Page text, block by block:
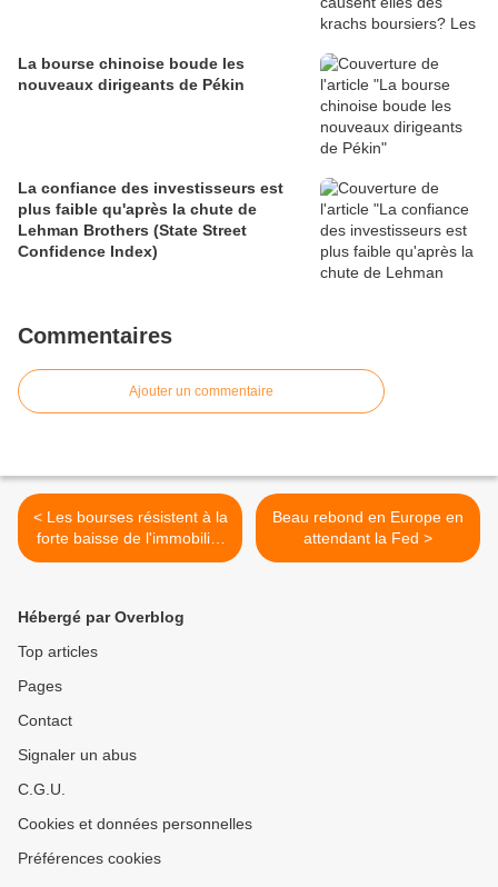
La bourse chinoise boude les
nouveaux dirigeants de Pékin
La confiance des investisseurs est
plus faible qu'après la chute de
Lehman Brothers (State Street
Confidence Index)
Commentaires
Ajouter un commentaire
< Les bourses résistent à la
forte baisse de l'immobilier
US
Beau rebond en Europe en
attendant la Fed >
Hébergé par Overblog
Top articles
Pages
Contact
Signaler un abus
C.G.U.
Cookies et données personnelles
Préférences cookies